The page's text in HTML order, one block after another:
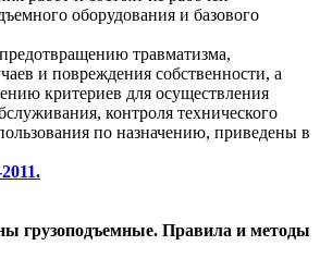
оборудования и базового
травматизма,
и повреждения собственности, а
критериев для осуществления
контроля технического
по назначению, приведены в
грузоподъемные. Правила и методы